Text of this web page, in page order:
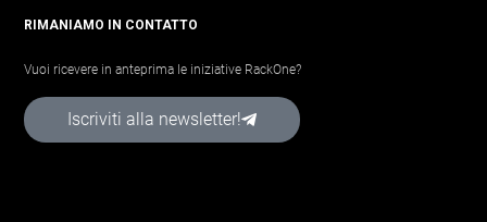
RIMANIAMO IN CONTATTO
Vuoi ricevere in anteprima le iniziative RackOne?
Iscriviti alla newsletter!